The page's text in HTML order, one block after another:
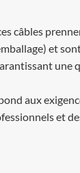
câbles
et
une
aux
et